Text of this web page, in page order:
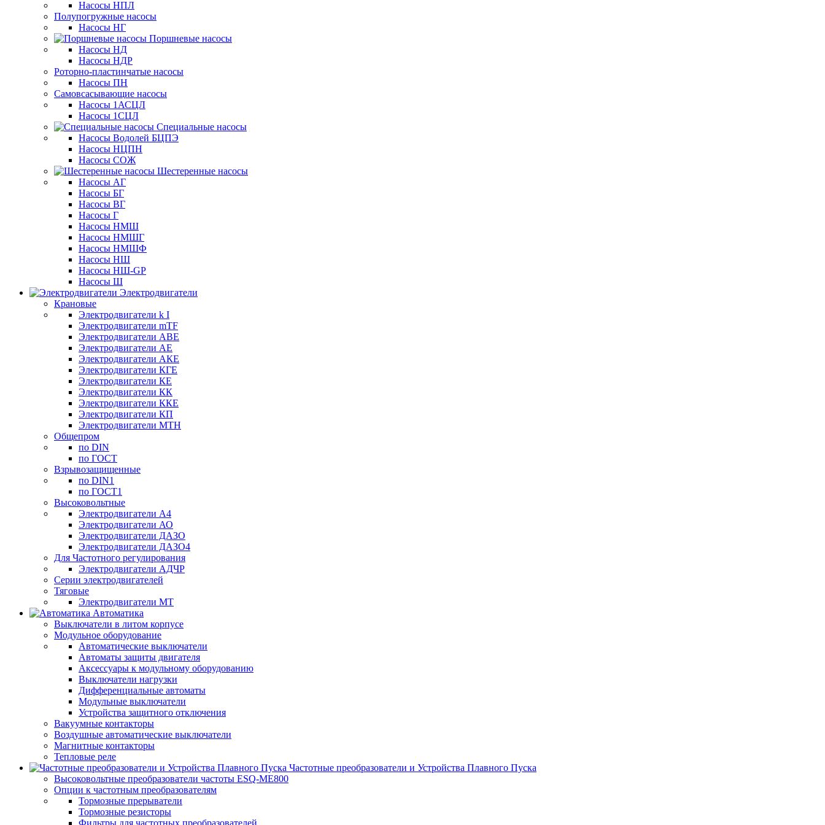
Насосы НПЛ
Полупогружные насосы
Насосы НГ
Поршневые насосы
Насосы НД
Насосы НДР
Роторно-пластинчатые насосы
Насосы ПН
Самовсасывающие насосы
Насосы 1АСЦЛ
Насосы 1СЦЛ
Специальные насосы
Насосы Водолей БЦПЭ
Насосы НЦПН
Насосы СОЖ
Шестеренные насосы
Насосы АГ
Насосы БГ
Насосы ВГ
Насосы Г
Насосы НМШ
Насосы НМШГ
Насосы НМШФ
Насосы НШ
Насосы НШ-GP
Насосы Ш
Электродвигатели
Крановые
Электродвигатели k I
Электродвигатели mTF
Электродвигатели АВЕ
Электродвигатели АЕ
Электродвигатели АКЕ
Электродвигатели КГЕ
Электродвигатели КЕ
Электродвигатели КК
Электродвигатели ККЕ
Электродвигатели КП
Электродвигатели МТН
Общепром
по DIN
по ГОСТ
Взрывозащищенные
по DIN1
по ГОСТ1
Высоковольтные
Электродвигатели А4
Электродвигатели АО
Электродвигатели ДАЗО
Электродвигатели ДАЗО4
Для Частотного регулирования
Электродвигатели АДЧР
Серии электродвигателей
Тяговые
Электродвигатели МТ
Автоматика
Выключатели в литом корпусе
Модульное оборудование
Автоматические выключатели
Автоматы защиты двигателя
Аксессуары к модульному оборудованию
Выключатели нагрузки
Дифференциальные автоматы
Модульные выключатели
Устройства защитного отключения
Вакуумные контакторы
Воздушные автоматические выключатели
Магнитные контакторы
Тепловые реле
Частотные преобразователи и Устройства Плавного Пуска
Высоковольтные преобразователи частоты ESQ-ME800
Опции к частотным преобразователям
Тормозные прерыватели
Тормозные резисторы
Фильтры для частотных преобразователей